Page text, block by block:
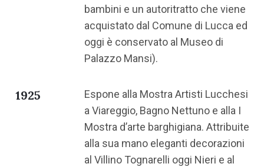
bambini e un autoritratto che viene
acquistato dal Comune di Lucca ed
oggi è conservato al Museo di
Palazzo Mansi).
1925
Espone alla Mostra Artisti Lucchesi
a Viareggio, Bagno Nettuno e alla I
Mostra d’arte barghigiana. Attribuite
alla sua mano eleganti decorazioni
al Villino Tognarelli oggi Nieri e al